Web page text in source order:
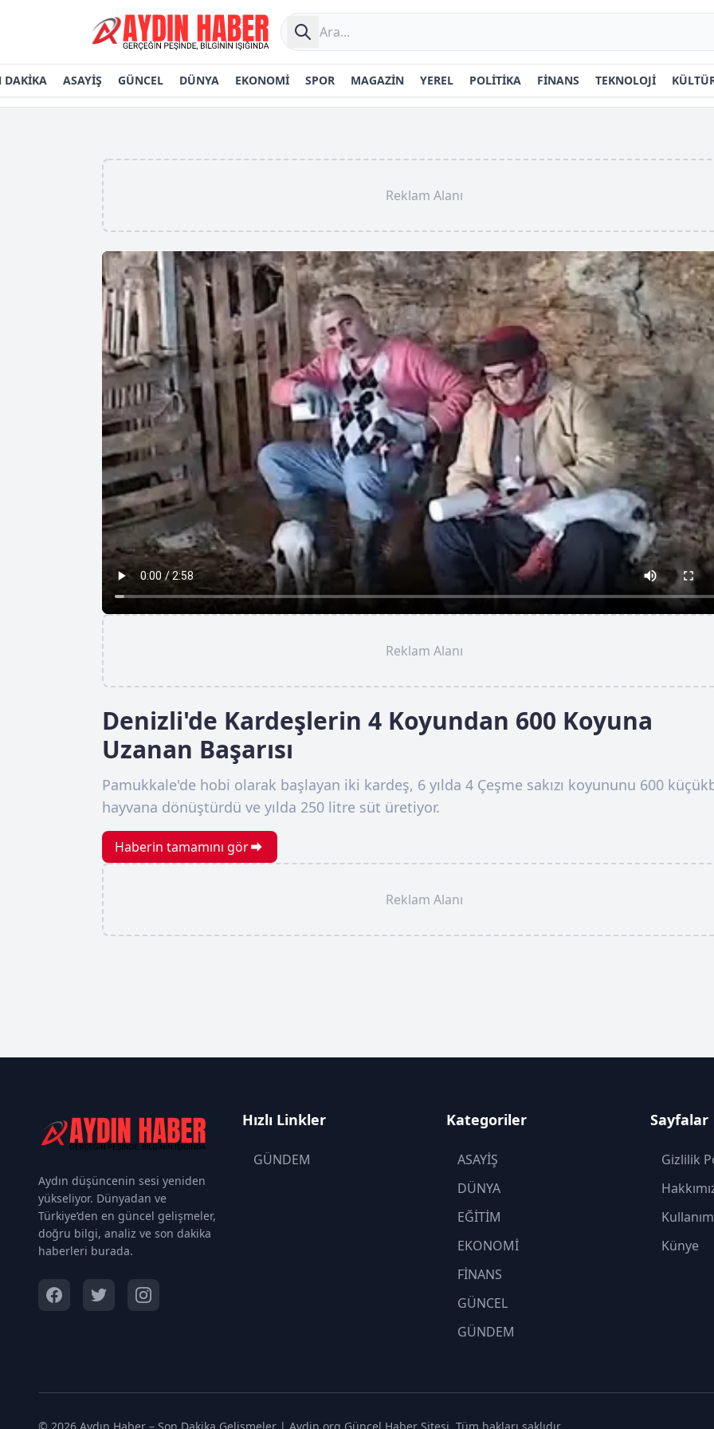
DAKİKA ASAYİŞ GÜNCEL DÜNYA EKONOMİ SPOR MAGAZİN YEREL POLİTİKA FİNANS TEKNOLOJİ
Reklam Alanı
Reklam Alanı
Denizli'de Kardeşlerin 4 Koyundan 600 Koyuna
Uzanan Başarısı
Pamukkale'de hobi olarak başlayan iki kardeş, 6 yılda 4 Çeşme sakızı koyununu 600
hayvana dönüştürdü ve yılda 250 litre süt üretiyor.
Haberin tamamını gör
Reklam Alanı
Aydın düşüncenin sesi yeniden
yükseliyor. Dünyadan ve
Türkiye’den en güncel gelişmeler,
doğru bilgi, analiz ve son dakika
haberleri burada.
Hızlı Linkler
GÜNDEM
Kategoriler
ASAYİŞ
DÜNYA
EĞİTİM
EKONOMİ
FİNANS
GÜNCEL
GÜNDEM
KÜLTÜR SANAT
MAGAZİN
Sayfalar
Gizlilik
Künye
© 2026 Aydın Haber – Son Dakika Gelişmeler | Aydin.org Güncel Haber Sitesi. Tüm hakları saklıdır.